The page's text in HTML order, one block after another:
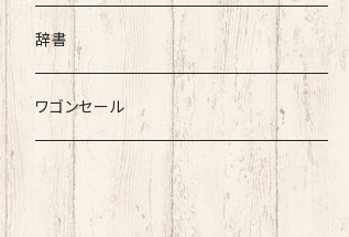
辞書
ワゴンセール